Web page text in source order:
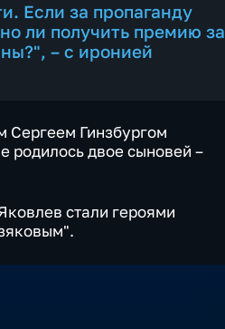
Если за пропаганду
ли получить премию за
– с иронией
Сергеем Гинзбургом
родилось двое сыновей –
стали героями